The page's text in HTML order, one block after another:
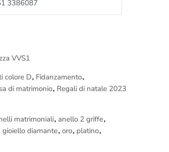
3386087
VVS1
colore D, Fidanzamento,
di matrimonio, Regali di natale 2023
matrimoniali, anello 2 griffe,
gioiello diamante, oro, platino,